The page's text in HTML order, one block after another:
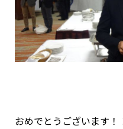
おめでとうございます！